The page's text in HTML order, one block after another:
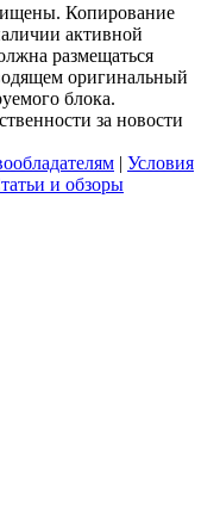
Копирование
активной
размещаться
оригинальный
блока.
за новости
| Условия
и обзоры